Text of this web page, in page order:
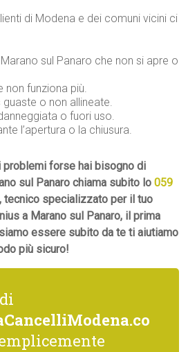
di Modena e dei comuni vicini ci
sul Panaro che non si apre o
non funziona più.
guaste o non allineate.
o fuori uso.
l’apertura o la chiusura.
forse hai bisogno di
sul Panaro chiama subito lo059
tecnico specializzato per il tuo
a Marano sul Panaro, il prima
essere subito da te ti aiutiamo
più sicuro!